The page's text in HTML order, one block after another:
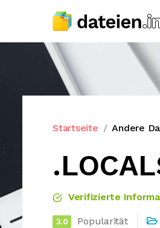
Startseite Andere
Verifizierte
3.0 Popularität